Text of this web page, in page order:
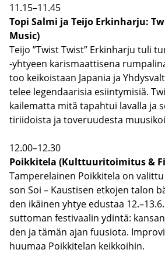
11.15–11.45
Topi Salmi ja Teijo Er­kin­har­ju:
Music)
Teijo ”Twist Twist” Er­kin­har­ju tuli
-​yhtyeen ka­ris­maat­ti­se­na
too kei­kois­taan Ja­pa­nia ja
te­lee le­gen­daa­ri­sia esiin­ty­mi­siä.
kai­le­mat­ta mitä ta­pah­tui la­val­la ja
ti­rii­dois­ta ja to­ve­ruu­des­ta
12.00–12.30
Poik­ki­te­la (Kult­tuu­ri­toi­mi­tus &
Tam­pe­re­lai­nen Poik­ki­te­la on
son Soi – Kaus­ti­sen et­ko­jen talon
den ikäi­nen yhtye edus­taa
sut­to­man fes­ti­vaa­lin ydin­tä:
den ja tämän ajan fuusio­ta.
huu­maa Poik­ki­te­lan keik­koi­hin.